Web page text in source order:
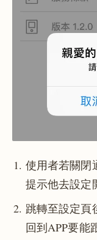
使用者若關閉
提示他去設定
跳轉至設定頁
回到APP要能